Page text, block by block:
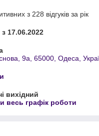
з 228 відгуків за рік
17.06.2022
9а, 65000, Одеса,
вихідний
весь графік роботи